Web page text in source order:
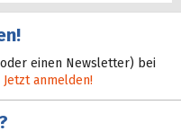
einen Newsletter) bei
Jetzt anmelden!